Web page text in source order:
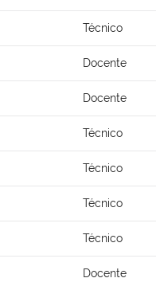
Técnico
Docente
Docente
Técnico
Técnico
Técnico
Técnico
Docente